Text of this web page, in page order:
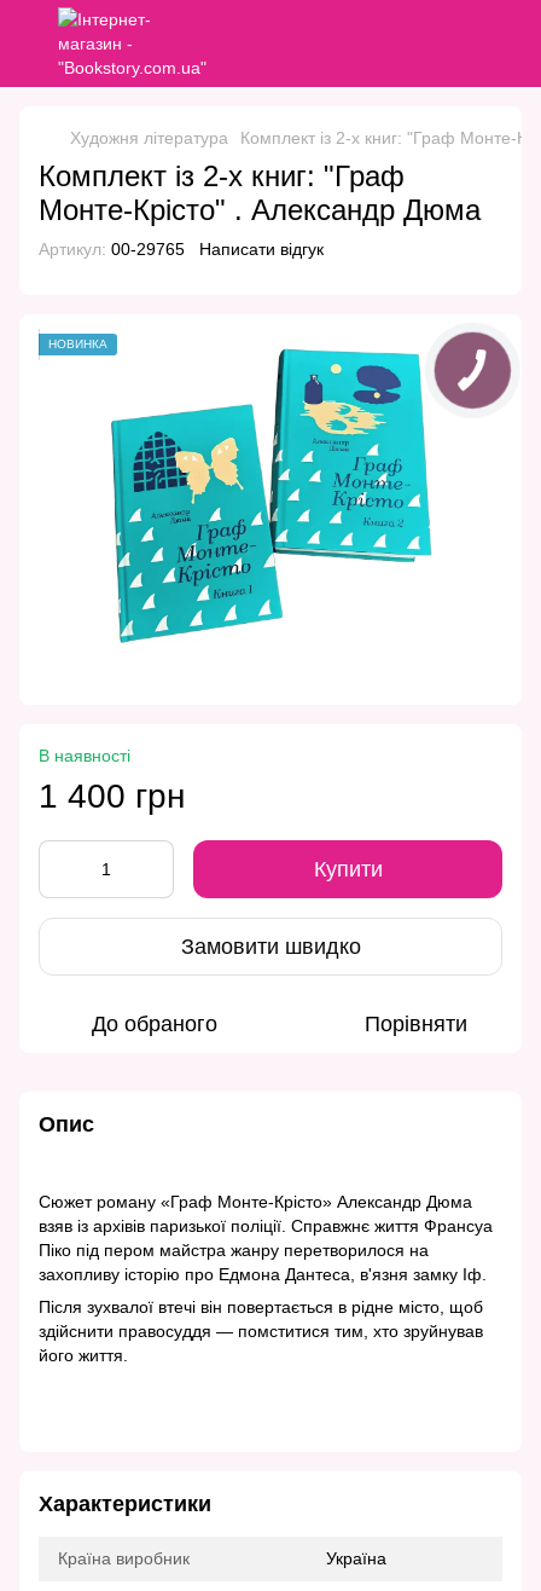
Художня література Комплект із 2-х книг: "Граф Монте-
Комплект із 2-х книг: "Граф
Монте-Крісто" . Александр Дюма
Артикул: 00-29765 Написати відгук
НОВИНКА
В наявності
1 400 грн
Купити
Замовити швидко
До обраного Порівняти
Опис
Сюжет роману «Граф Монте-Крісто» Александр Дюма
взяв із архівів паризької поліції. Справжнє життя Франсуа
Піко під пером майстра жанру перетворилося на
захопливу історію про Едмона Дантеса, в'язня замку Іф.
Після зухвалої втечі він повертається в рідне місто, щоб
здійснити правосуддя — помститися тим, хто зруйнував
його життя.
Характеристики
Країна виробник Україна